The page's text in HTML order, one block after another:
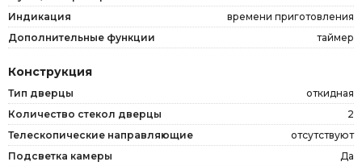
Индикация
времени приготовления
Дополнительные функции
таймер
Конструкция
Тип дверцы
откидная
Количество стекол дверцы
2
Телескопические направляющие
отсутствуют
Подсветка камеры
Да